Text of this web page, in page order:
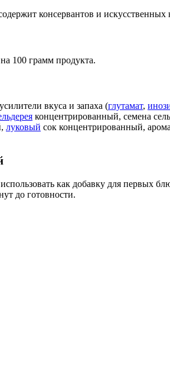
консервантов и искусственных
100 грамм продукта.
вкуса и запаха (глутамат,
концентрированный, семена
луковый сок концентрированный,
как добавку для первых
до готовности.